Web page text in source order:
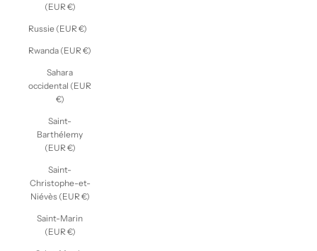
(EUR €)
Russie (EUR €)
Rwanda (EUR €)
Sahara
occidental (EUR
€)
Saint-
Barthélemy
(EUR €)
Saint-
Christophe-et-
Niévès (EUR €)
Saint-Marin
(EUR €)